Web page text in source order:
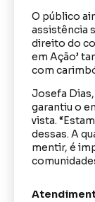
O público
assistência
direito do
em Ação’
com
Josefa
garantiu o
vista.
dessas. A
mentir, é